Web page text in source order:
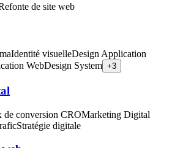
de site web
Identité visuelleDesign Application
WebDesign System +3
de conversion CROMarketing Digital
Stratégie digitale